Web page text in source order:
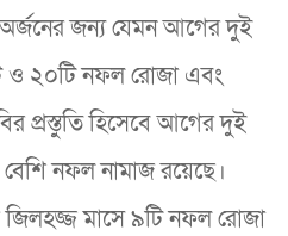
জন্য যেমন আগের দুই
ও ২০টি নফল রোজা এবং
প্রস্তুতি হিসেবে আগের দুই
নফল নামাজ রয়েছে।
জিলহজ্জ মাসে ৯টি নফল রোজা